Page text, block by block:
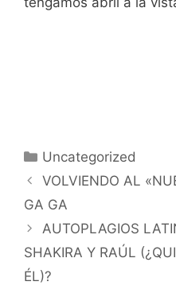
Categorías
Uncategorized
VOLVIENDO AL
GA GA
AUTOPLAGIOS
SHAKIRA Y RAÚL
ÉL)?